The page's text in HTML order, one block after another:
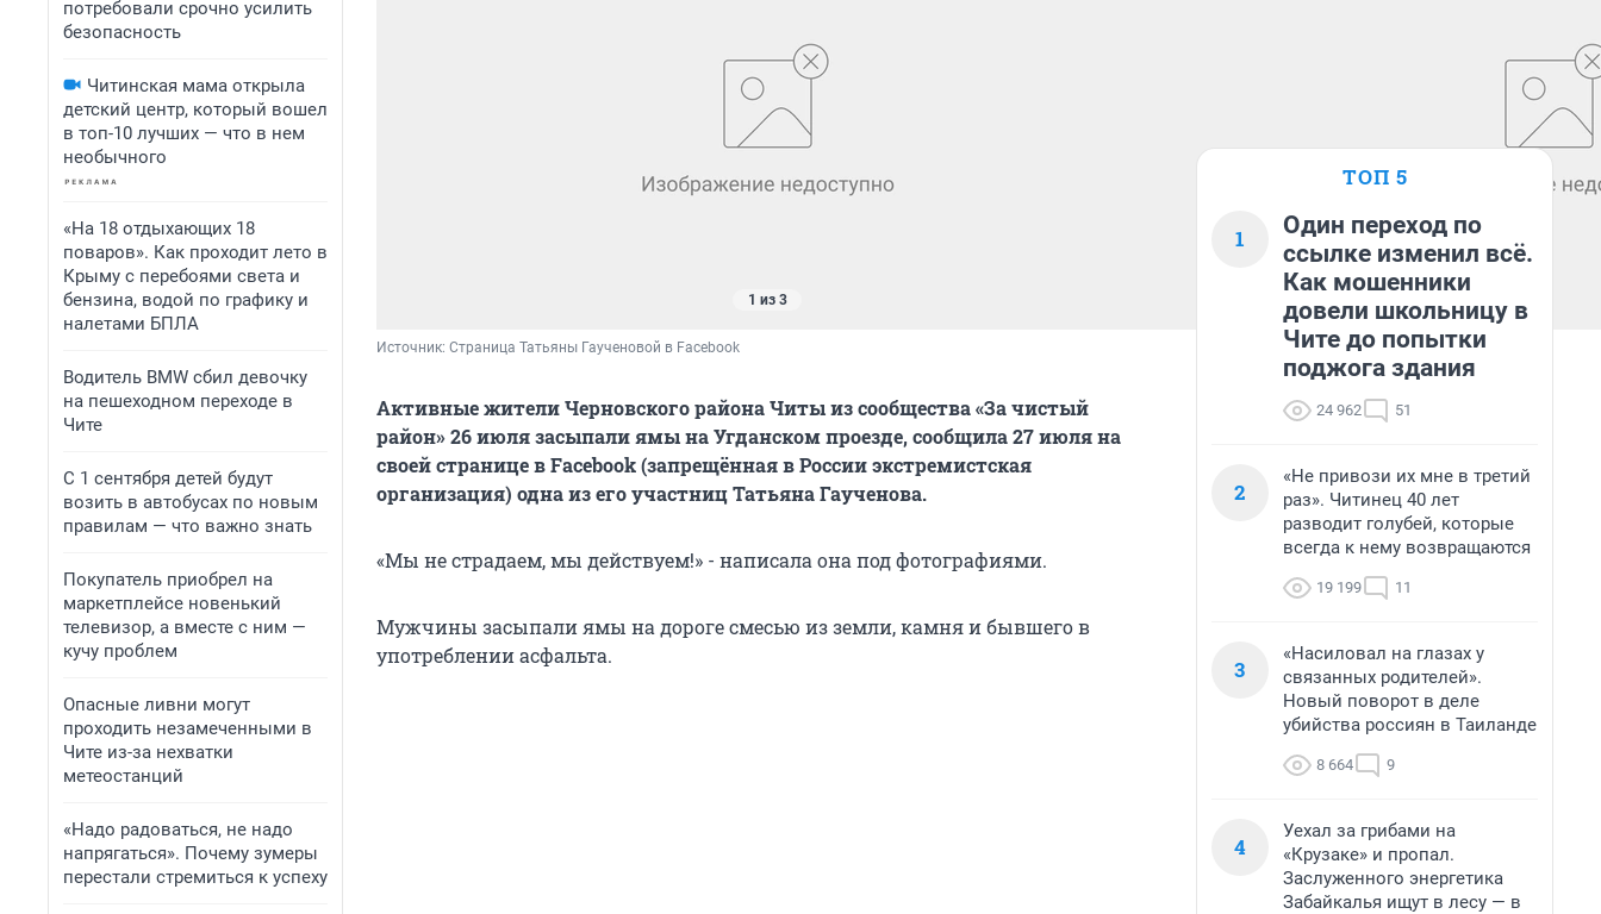
потребовали срочно усилить
безопасность
Читинская мама открыла
детский центр, который вошел
в топ-10 лучших — что в нем
необычного
«На 18 отдыхающих 18
поваров». Как проходит лето в
Крыму с перебоями света и
бензина, водой по графику и
налетами БПЛА
Водитель BMW сбил девочку
на пешеходном переходе в
Чите
С 1 сентября детей будут
возить в автобусах по новым
правилам — что важно знать
Покупатель приобрел на
маркетплейсе новенький
телевизор, а вместе с ним —
кучу проблем
Опасные ливни могут
проходить незамеченными в
Чите из-за нехватки
метеостанций
«Надо радоваться, не надо
напрягаться». Почему зумеры
перестали стремиться к успеху
1 из 3
Источник: Страница Татьяны Гаученовой в Facebook
Активные жители Черновского района Читы из сообщества «За чистый
район» 26 июля засыпали ямы на Угданском проезде, сообщила 27 июля на
своей странице в Facebook (запрещённая в России экстремистская
организация) одна из его участниц Татьяна Гаученова.
«Мы не страдаем, мы действуем!» - написала она под фотографиями.
Мужчины засыпали ямы на дороге смесью из земли, камня и бывшего в
употреблении асфальта.
ТОП 5
1
Один переход по
ссылке изменил всё.
Как мошенники
довели школьницу в
Чите до попытки
поджога здания
24 962 51
2
«Не привози их мне в третий
раз». Читинец 40 лет
разводит голубей, которые
всегда к нему возвращаются
19 199 11
3
«Насиловал на глазах у
связанных родителей».
Новый поворот в деле
убийства россиян в Таиланде
8 664 9
4
Уехал за грибами на
«Крузаке» и пропал.
Заслуженного энергетика
Забайкалья ищут в лесу — в